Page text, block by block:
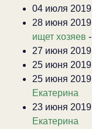
04 июля
28 июня
ищет хозяев -
27 июня
25 июня
25 июня
Екатерина
23 июня
Екатерина